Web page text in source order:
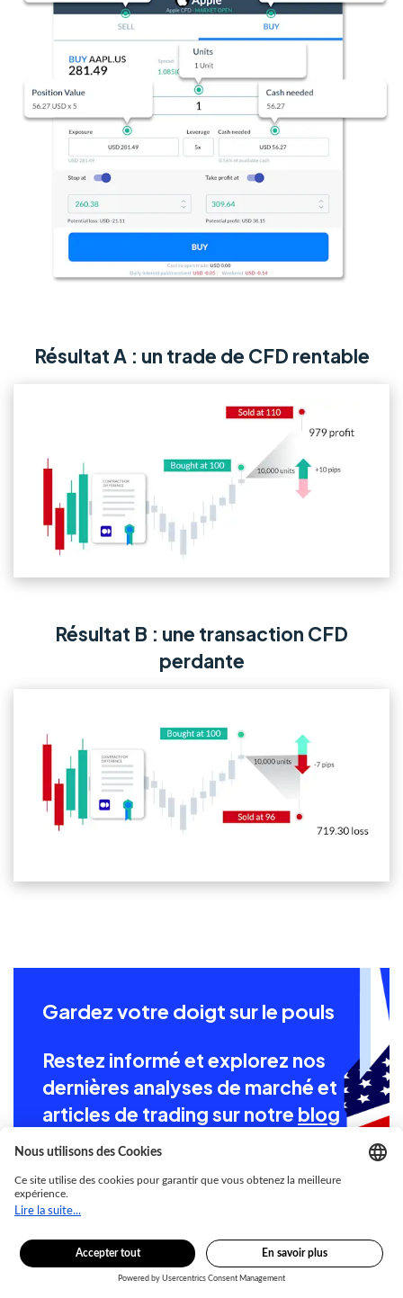
Résultat A : un trade de CFD rentable
Résultat B : une transaction CFD
perdante
Gardez votre doigt sur le pouls
Restez informé et explorez nos
dernières analyses de marché et
articles de trading sur notre blog
Vous avez des questions ? Nous
sommes là pour simplifier le trading.